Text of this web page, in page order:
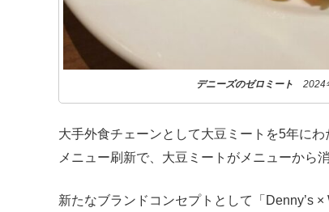
デニーズのゼロミート 2024
大手外食チェーンとして大豆ミートを5年に
メニュー刷新で、大豆ミートがメニューから消
新たなブランドコンセプトとして「Denny’s